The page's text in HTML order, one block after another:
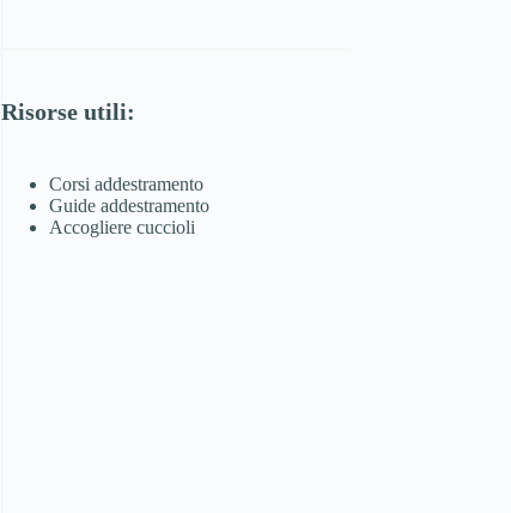
Risorse utili:
Corsi addestramento
Guide addestramento
Accogliere cuccioli